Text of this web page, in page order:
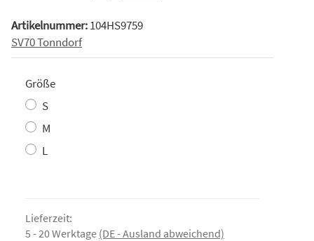
Artikelnummer:104HS9759
SV70 Tonndorf
Größe
S
M
L
Lieferzeit:
5 - 20 Werktage (DE - Ausland abweichend)